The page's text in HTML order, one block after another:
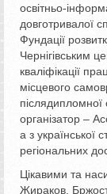
освітньо-
довготривалої
Фундації
Чернігівським
кваліфікації
місцевого
післядипломної
організатор –
а з української
регіональних
Цікавими та
Жираков,